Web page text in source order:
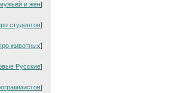
и жен]
студентов]
животных]
Русские]
]